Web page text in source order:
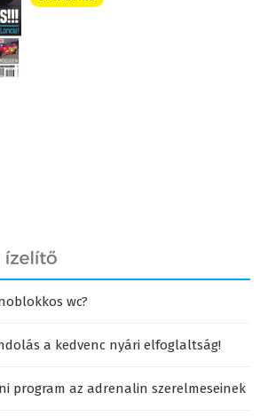
wc?
a kedvenc nyári elfoglaltság!
program az adrenalin szerelmeseinek